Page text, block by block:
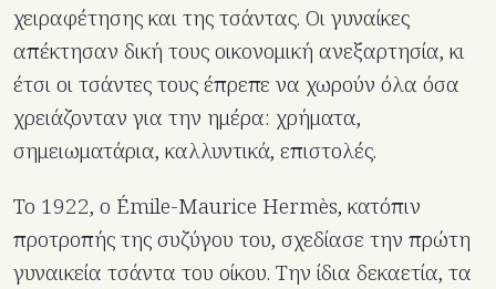
χειραφέτησης και της τσάντας. Οι γυναίκες
απέκτησαν δική τους οικονομική ανεξαρτησία, κι
έτσι οι τσάντες τους έπρεπε να χωρούν όλα όσα
χρειάζονταν για την ημέρα: χρήματα,
σημειωματάρια, καλλυντικά, επιστολές.
Το 1922, ο Émile-Maurice Hermès, κατόπιν
προτροπής της συζύγου του, σχεδίασε την πρώτη
γυναικεία τσάντα του οίκου. Την ίδια δεκαετία, τα